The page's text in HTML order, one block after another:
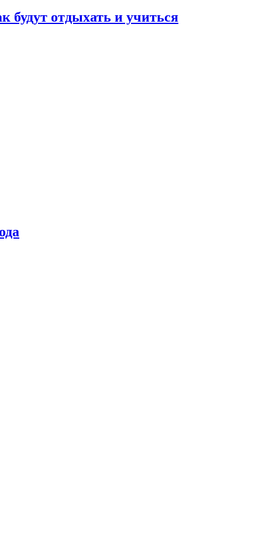
будут отдыхать и учиться